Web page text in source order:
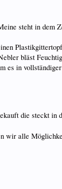
steht in dem
bläst
es in
die steckt in
wir alle